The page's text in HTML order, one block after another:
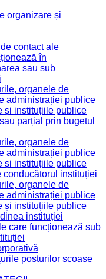
organizare și
contact ale
în
sau sub
organele de
administrației publice
și instituțiile publice
parțial prin bugetul
organele de
administrației publice
și instituțiile publice
conducătorul instituției
organele de
administrației publice
și instituțiile publice
instituției
care funcționează sub
posturilor scoase